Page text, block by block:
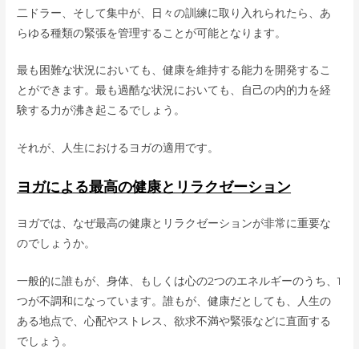
二ドラー、そして集中が、日々の訓練に取り入れられたら、あ
らゆる種類の緊張を管理することが可能となります。
最も困難な状況においても、健康を維持する能力を開発するこ
とができます。最も過酷な状況においても、自己の内的力を経
験する力が沸き起こるでしょう。
それが、人生におけるヨガの適用です。
ヨガによる最高の健康とリラクゼーション
ヨガでは、なぜ最高の健康とリラクゼーションが非常に重要な
のでしょうか。
一般的に誰もが、身体、もしくは心の2つのエネルギーのうち、1
つが不調和になっています。誰もが、健康だとしても、人生の
ある地点で、心配やストレス、欲求不満や緊張などに直面する
でしょう。